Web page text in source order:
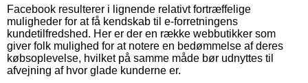
Facebook resulterer i lignende relativt fortræffelige
muligheder for at få kendskab til e-forretningens
kundetilfredshed. Her er der en række webbutikker som
giver folk mulighed for at notere en bedømmelse af deres
købsoplevelse, hvilket på samme måde bør udnyttes til
afvejning af hvor glade kunderne er.